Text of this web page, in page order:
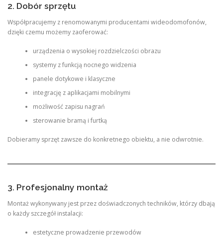
2. Dobór sprzętu
Współpracujemy z renomowanymi producentami wideodomofonów,
dzięki czemu możemy zaoferować:
urządzenia o wysokiej rozdzielczości obrazu
systemy z funkcją nocnego widzenia
panele dotykowe i klasyczne
integrację z aplikacjami mobilnymi
możliwość zapisu nagrań
sterowanie bramą i furtką
Dobieramy sprzęt zawsze do konkretnego obiektu, a nie odwrotnie.
3. Profesjonalny montaż
Montaż wykonywany jest przez doświadczonych techników, którzy dbają
o każdy szczegół instalacji:
estetyczne prowadzenie przewodów